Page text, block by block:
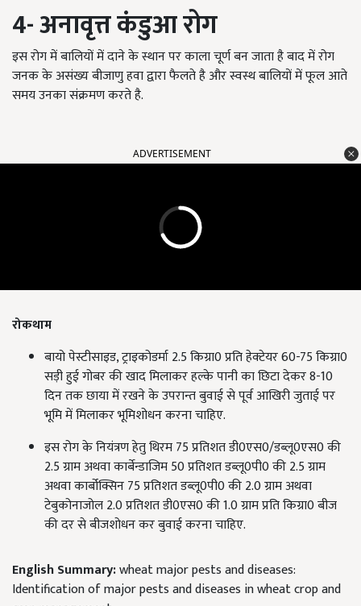
4- अनावृत्त कंडुआ रोग
इस रोग में बालियों में दाने के स्थान पर काला चूर्ण बन जाता है बाद में रोग
जनक के असंख्य बीजाणु हवा द्वारा फैलते है और स्वस्थ बालियों में फूल आते
समय उनका संक्रमण करते है.
ADVERTISEMENT
रोकथाम
बायो पेस्टीसाइड, ट्राइकोडर्मा 2.5 किग्रा0 प्रति हेक्टेयर 60-75 किग्रा0
सड़ी हुई गोबर की खाद मिलाकर हल्के पानी का छिटा देकर 8-10
दिन तक छाया में रखने के उपरान्त बुवाई से पूर्व आखिरी जुताई पर
भूमि में मिलाकर भूमिशोधन करना चाहिए.
इस रोग के नियंत्रण हेतु थिरम 75 प्रतिशत डी0एस0/डब्लू0एस0 की
2.5 ग्राम अथवा कार्बेन्डाजिम 50 प्रतिशत डब्लू0पी0 की 2.5 ग्राम
अथवा कार्बोक्सिन 75 प्रतिशत डब्लू0पी0 की 2.0 ग्राम अथवा
टेबुकोनाजोल 2.0 प्रतिशत डी0एस0 की 1.0 ग्राम प्रति किग्रा0 बीज
की दर से बीजशोधन कर बुवाई करना चाहिए.
English Summary:wheat major pests and diseases:
Identification of major pests and diseases in wheat crop and